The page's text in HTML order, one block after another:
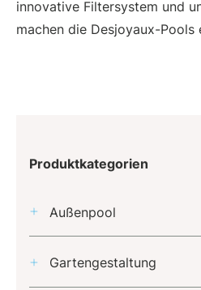
innovative Filtersystem und
machen die Desjoyaux-Pools
Produktkategorien
Außenpool
Gartengestaltung